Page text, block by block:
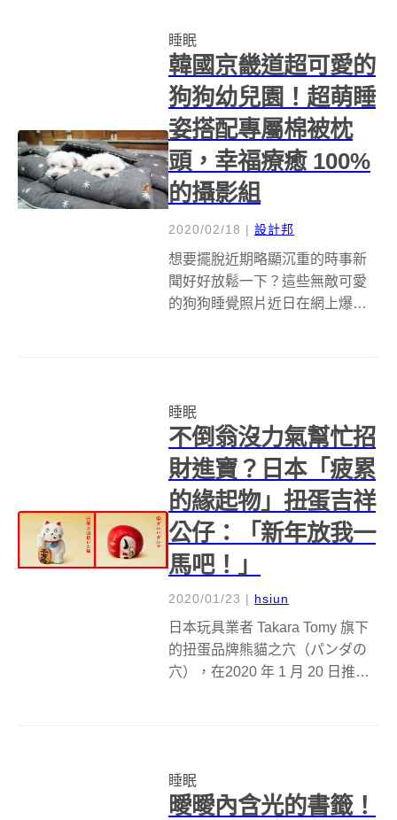
「前幾年的疫情雖然改變了人們
的生活，但唯一...
睡眠
韓國京畿道超可愛的
狗狗幼兒園！超萌睡
姿搭配專屬棉被枕
頭，幸福療癒 100%
的攝影組
2020/02/18 | 設計邦
想要擺脫近期略顯沉重的時事新
聞好好放鬆一下？這些無敵可愛
的狗狗睡覺照片近日在網上爆
小被子枕著小枕頭...
睡眠
不倒翁沒力氣幫忙招
財進寶？日本「疲累
的緣起物」扭蛋吉祥
公仔：「新年放我一
馬吧！」
2020/01/23 | hsiun
日本玩具業者 Takara Tomy 旗下
的扭蛋品牌熊貓之穴（パンダの
穴），在2020 年 1 月 20 日推出
接新的一年。 有...
睡眠
曖曖內含光的書籤！